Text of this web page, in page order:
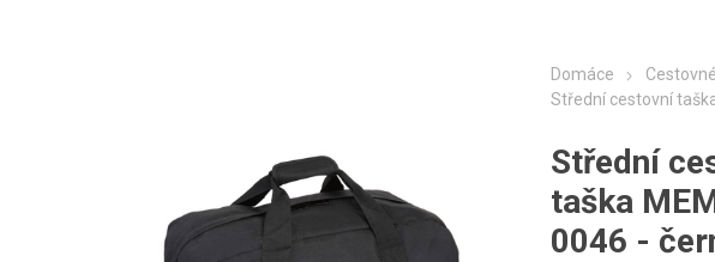
Domáce
Střední cestovní
Střední
taška
0046 -